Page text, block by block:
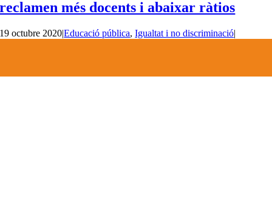
reclamen més docents i abaixar ràtios
19 octubre 2020|Educació pública,Igualtat i no discriminació|